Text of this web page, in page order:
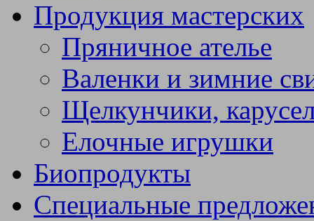
Продукция мастерских
Пряничное ателье
Валенки и зимние
Щелкунчики,
Елочные игрушки
Биопродукты
Специальные